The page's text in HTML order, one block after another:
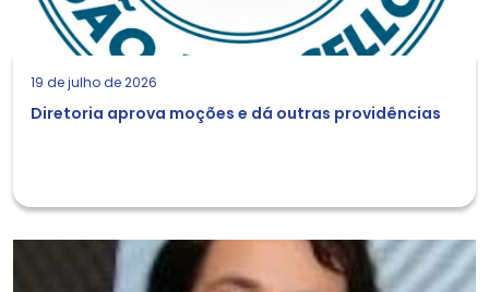
19 de julho de 2026
Diretoria aprova moções e dá outras providências